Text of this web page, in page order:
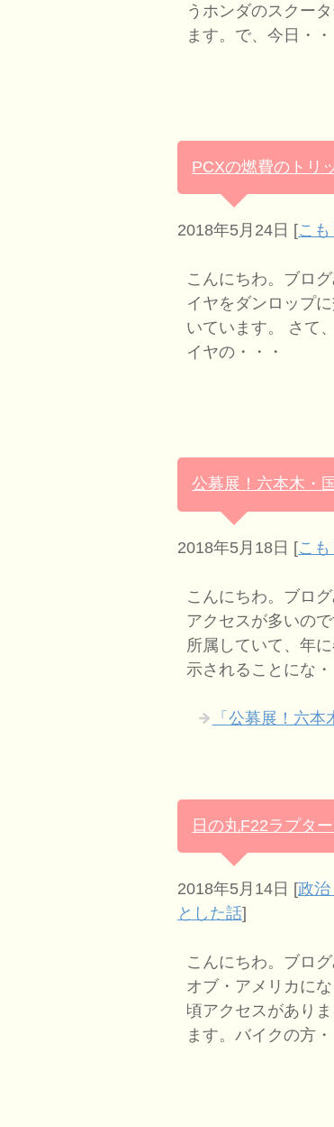
うホンダのスクー
ます。で、今日・・
PCXの燃費のトリ
2018年5月24日 [こも
こんにちわ。ブロ
イヤをダンロップ
いています。 さて
イヤの・・・
公募展！六本木・
2018年5月18日 [こも
こんにちわ。ブロ
アクセスが多いの
所属していて、年
示されることにな・
「公募展！六
日の丸F22ラプタ
2018年5月14日 [政治
とした話]
こんにちわ。ブロ
オブ・アメリカに
頃アクセスがあり
ます。バイクの方・